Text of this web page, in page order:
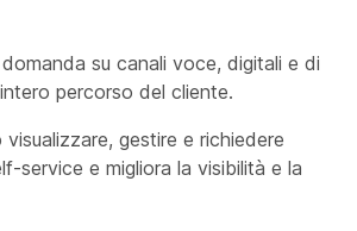
su canali voce, digitali e di
percorso del cliente.
gestire e richiedere
service e migliora la visibilità e la